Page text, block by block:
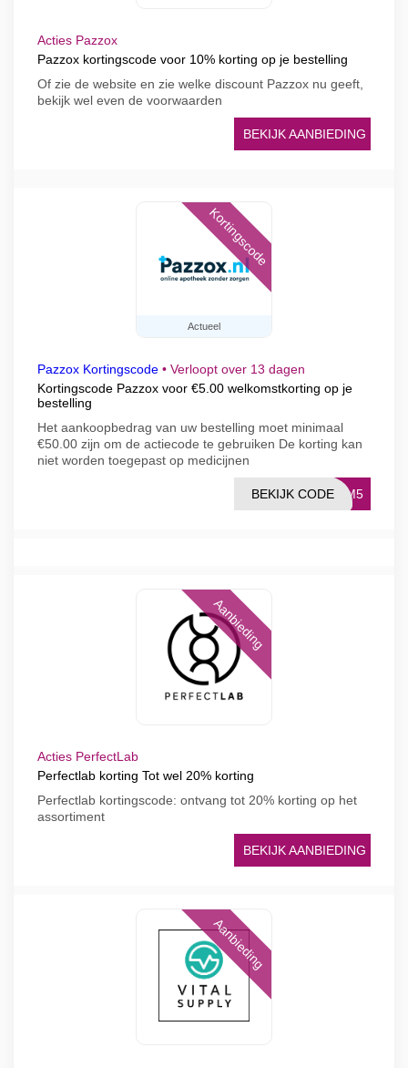
Acties Pazzox
Pazzox kortingscode voor 10% korting op je bestelling
Of zie de website en zie welke discount Pazzox nu geeft,
bekijk wel even de voorwaarden
BEKIJK AANBIEDING
Actueel
Kortingscode
Pazzox Kortingscode • Verloopt over 13 dagen
Kortingscode Pazzox voor €5.00 welkomstkorting op je
bestelling
Het aankoopbedrag van uw bestelling moet minimaal
€50.00 zijn om de actiecode te gebruiken De korting kan
niet worden toegepast op medicijnen
KOM5
BEKIJK CODE
Aanbieding
Acties PerfectLab
Perfectlab korting Tot wel 20% korting
Perfectlab kortingscode: ontvang tot 20% korting op het
assortiment
BEKIJK AANBIEDING
Aanbieding